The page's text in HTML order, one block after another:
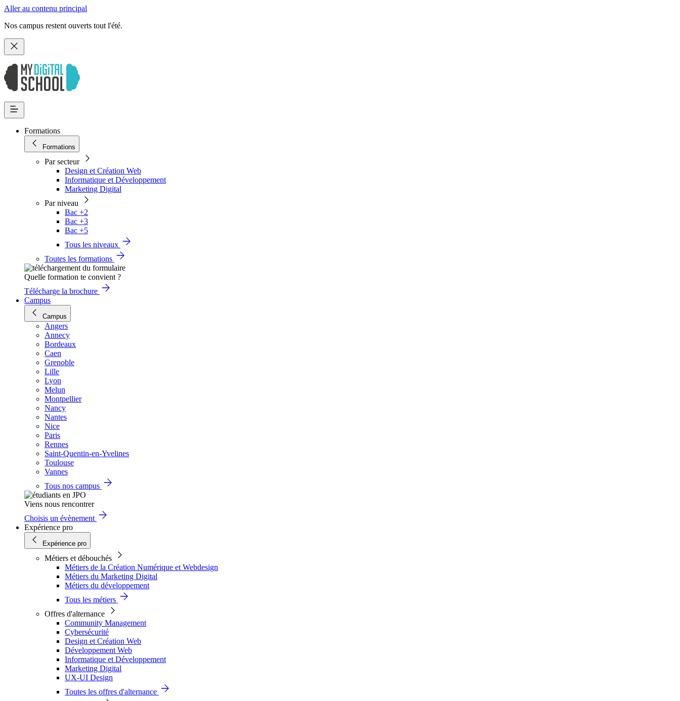
Aller au contenu principal
Nos campus restent ouverts tout l'été.
Formations
Formations
Par secteur
Design et Création Web
Informatique et Développement
Marketing Digital
Par niveau
Bac +2
Bac +3
Bac +5
Tous les niveaux
Toutes les formations
Quelle formation te convient ?
Télécharge la brochure
Campus
Campus
Angers
Annecy
Bordeaux
Caen
Grenoble
Lille
Lyon
Melun
Montpellier
Nancy
Nantes
Nice
Paris
Rennes
Saint-Quentin-en-Yvelines
Toulouse
Vannes
Tous nos campus
Viens nous rencontrer
Choisis un évènement
Expérience pro
Expérience pro
Métiers et débouchés
Métiers de la Création Numérique et Webdesign
Métiers du Marketing Digital
Métiers du développement
Tous les métiers
Offres d'alternance
Community Management
Cybersécurité
Design et Création Web
Développement Web
Informatique et Développement
Marketing Digital
UX-UI Design
Toutes les offres d'alternance